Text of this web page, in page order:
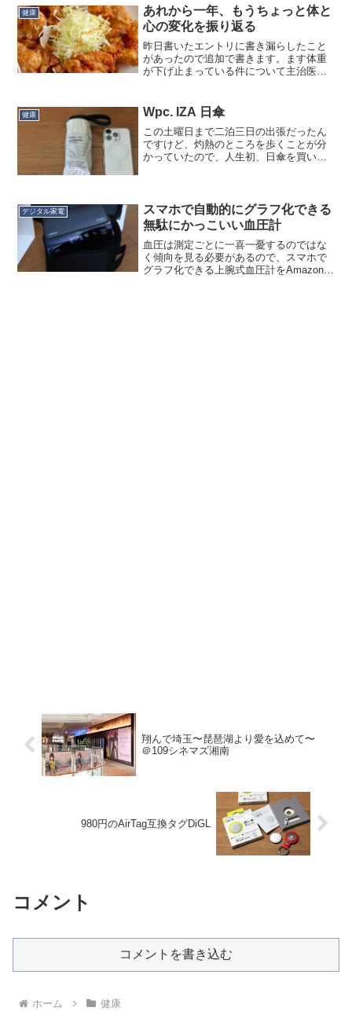
変わったなぁという気はします。ただそ
の間に娘の就職もあったの...
健康
あれから一年、もうちょっと体と
心の変化を振り返る
昨日書いたエントリに書き漏らしたこと
があったので追加で書きます。ます体重
が下げ止まっている件について主治医は
以前から定期的に診てもらっている生活
習慣病の主治医なのですが...
健康 Wpc. IZA 日傘
この土曜日まで二泊三日の出張だったん
ですけど、灼熱のところを歩くことが分
かっていたので、人生初、日傘を買いま
存です。ですが、出張とか...
デジタル家電
スマホで自動的にグラフ化できる
無駄にかっこいい血圧計
血圧は測定ごとに一喜一憂するのではな
く傾向を見る必要があるので、スマホで
グラフ化できる上腕式血圧計をAmazonプ
翔んで埼玉〜琵琶湖より愛を込めて〜
＠109シネマズ湘南
980円のAirTag互換タグDiGL
コメント
コメントを書き込む
ホーム 健康